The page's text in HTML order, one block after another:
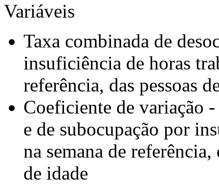
Variáveis
Taxa combinada de
insuficiência de horas
referência, das pessoas
Coeficiente de variação
e de subocupação por
na semana de
de idade